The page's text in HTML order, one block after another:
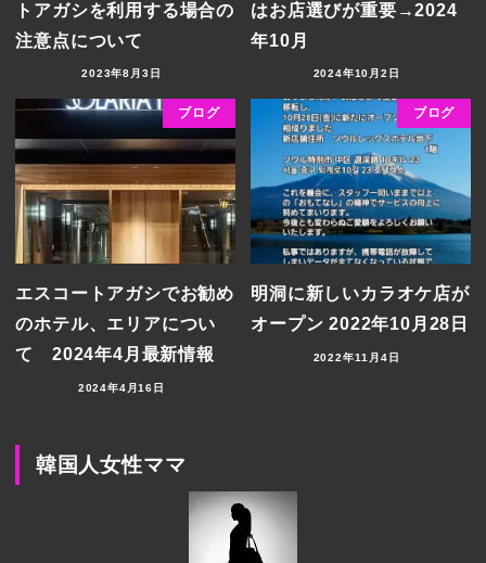
トアガシを利用する場合の
注意点について
2023年8月3日
はお店選びが重要→2024
年10月
2024年10月2日
ブログ
エスコートアガシでお勧め
のホテル、エリアについ
て 2024年4月最新情報
2024年4月16日
ブログ
明洞に新しいカラオケ店が
オープン 2022年10月28日
2022年11月4日
韓国人女性ママ